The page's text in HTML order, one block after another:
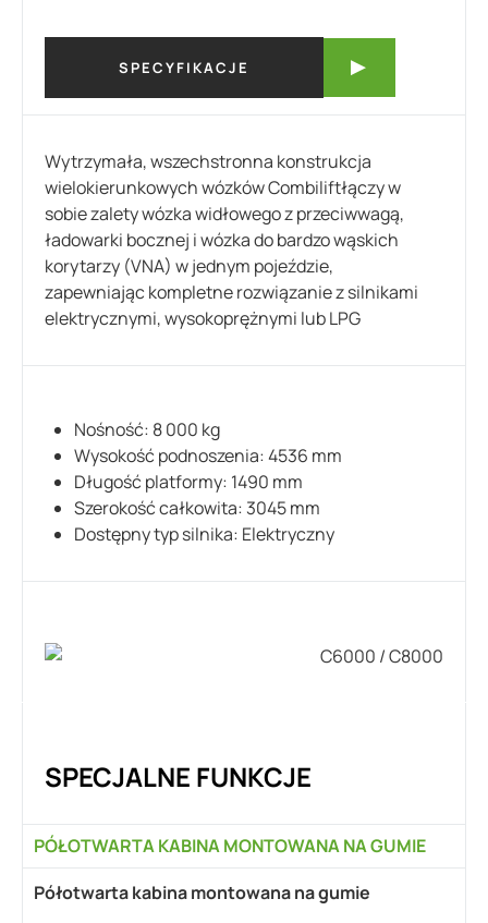
SPECYFIKACJE
Wytrzymała, wszechstronna konstrukcja
wielokierunkowych wózków Combiliftłączy w
sobie zalety wózka widłowego z przeciwwagą,
ładowarki bocznej i wózka do bardzo wąskich
korytarzy (VNA) w jednym pojeździe,
zapewniając kompletne rozwiązanie z silnikami
elektrycznymi, wysokoprężnymi lub LPG
Nośność: 8 000 kg
Wysokość podnoszenia: 4536 mm
Długość platformy: 1490 mm
Szerokość całkowita: 3045 mm
Dostępny typ silnika: Elektryczny
SPECJALNE FUNKCJE
PÓŁOTWARTA KABINA MONTOWANA NA GUMIE
Półotwarta kabina montowana na gumie